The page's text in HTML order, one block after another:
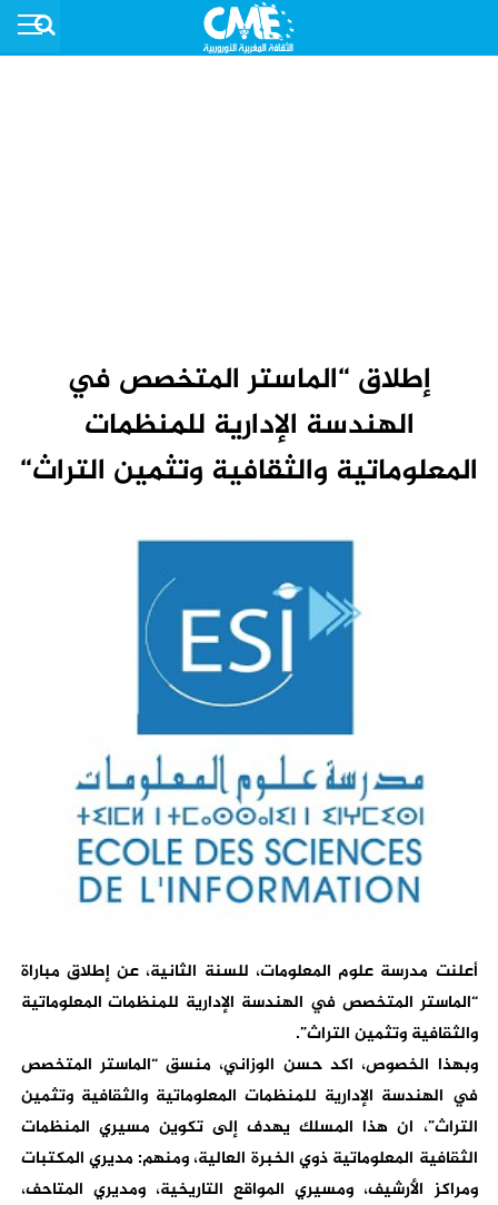
إطلاق “الماستر المتخصص في
الهندسة الإدارية للمنظمات
المعلوماتية والثقافية وتثمين التراث“
أعلنت مدرسة علوم المعلومات، للسنة الثانية، عن إطلاق مباراة
“الماستر المتخصص في الهندسة الإدارية للمنظمات المعلوماتية
والثقافية وتثمين التراث”.
وبهذا الخصوص، اكد حسن الوزاني، منسق “الماستر المتخصص
في الهندسة الإدارية للمنظمات المعلوماتية والثقافية وتثمين
التراث”، ان هذا المسلك يهدف إلى تكوين مسيري المنظمات
الثقافية المعلوماتية ذوي الخبرة العالية، ومنهم: مديري المكتبات
ومراكز الأرشيف، ومسيري المواقع التاريخية، ومديري المتاحف،